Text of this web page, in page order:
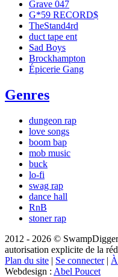
Grave 047
G*59 RECORD$
TheStand4rd
duct tape ent
Sad Boys
Brockhampton
Épicerie Gang
Genres
dungeon rap
love songs
boom bap
mob music
buck
lo-fi
swag rap
dance hall
RnB
stoner rap
2012 - 2026 ©
autorisation explicite de la
Plan du site | Se connecter|
Webdesign : Abel Poucet